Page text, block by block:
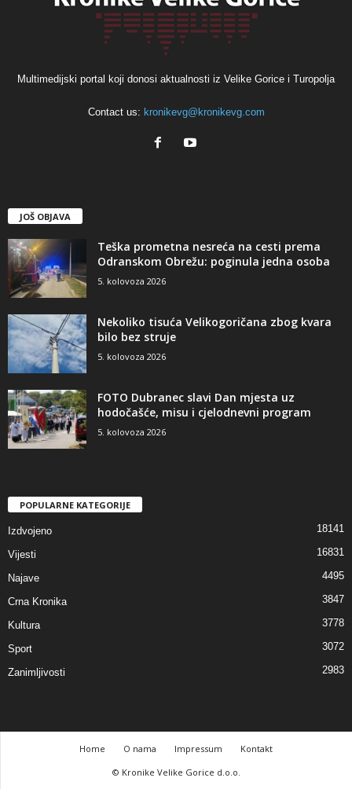
Multimedijski portal koji donosi aktualnosti iz Velike Gorice i Turopolja
Contact us: kronikevg@kronikevg.com
JOŠ OBJAVA
Teška prometna nesreća na cesti prema
Odranskom Obrežu: poginula jedna osoba
5. kolovoza 2026
Nekoliko tisuća Velikogoričana zbog kvara
bilo bez struje
5. kolovoza 2026
FOTO Dubranec slavi Dan mjesta uz
hodočašće, misu i cjelodnevni program
5. kolovoza 2026
POPULARNE KATEGORIJE
Izdvojeno 18141
Vijesti 16831
Najave 4495
Crna Kronika 3847
Kultura 3778
Sport 3072
Zanimljivosti 2983
Home O nama Impressum
Kontakt
© Kronike Velike Gorice d.o.o.